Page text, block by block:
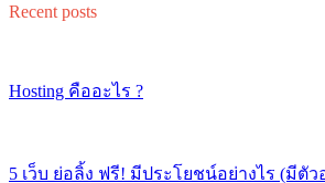
Recent posts
Hosting คืออะไร ?
5 เว็บ ย่อลิ้ง ฟรี! มีประโยชน์อย่างไร (มีตั